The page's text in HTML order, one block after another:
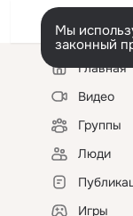
Мы
законный
Левая
колонкаГлавная
Видео
Группы
Люди
Игры